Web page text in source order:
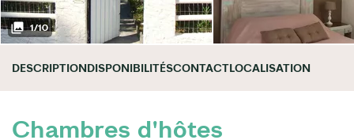
1/10
DESCRIPTIONDISPONIBILITÉSCONTACTLOCALISATION
Chambres d'hôtes